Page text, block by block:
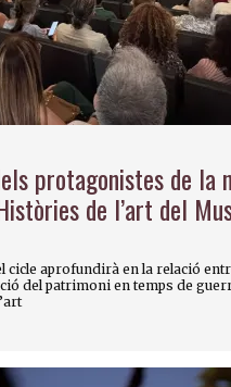
protagonistes de la
de l’art del
cicle aprofundirà en la relació
del patrimoni en temps de